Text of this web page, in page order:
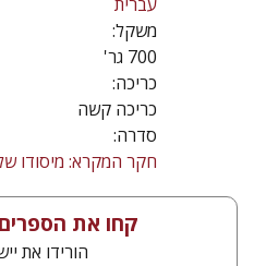
משקל:
700 גר'
כריכה:
כריכה קשה
סדרה:
חקר המקרא: מיסודו
קחו את
הורידו את